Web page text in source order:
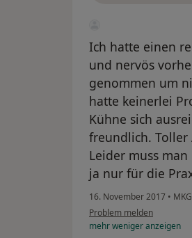
Ich hatte einen
und nervös
genommen um
hatte keinerlei
Kühne sich
freundlich. Toller
Leider muss
ja nur für die
16. November 2017 •
Problem melden
mehrwenigeranzeigen